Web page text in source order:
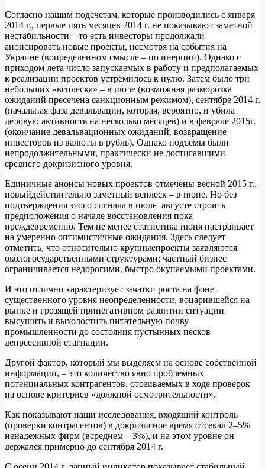
Согласно нашим подсчетам, которые производились с января
2014 г., первые пять месяцев 2014 г. не показывают заметной
нестабильности – то есть инвесторы продолжали
анонсировать новые проекты, несмотря на события на
Украине (вопределенном смысле – по инерции). Однако с
приходом лета число запускаемых в работу и предполагаемых
к реализации проектов устремилось к нулю. Затем было три
небольших «всплеска» – в июле (возможная разморозка
ожиданий пресечена санкционным режимом), сентябре 2014 г.
(начальная фаза девальвации, которая, вероятно, и убила
деловую активность на несколько месяцев) и в феврале 2015г.
(окончание девальвационных ожиданий, возвращение
инвесторов из валюты в рубль). Однако подъемы были
непродолжительными, практически не достигавшими
среднего докризисного уровня.
Единичные анонсы новых проектов отмечены весной 2015 г.,
новыйдействительно заметный всплеск – в июне. Но без
подтверждения этого сигнала в июле–августе строить
предположения о начале восстановления пока
преждевременно. Тем не менее статистика июня настраивает
на умеренно оптимистичные ожидания. Здесь следует
отметить, что относительно крупныепроекты заявляются
окологосударственными структурами; частный бизнес
ограничивается недорогими, быстро окупаемыми проектами.
И это отлично характеризует зачатки роста на фоне
существенного уровня неопределенности, воцарившейся на
рынке и грозящей принегативном развитии ситуации
высушить и выхолостить питательную почву
промышленности до состояния пустынных песков
депрессивной стагнации.
Другой фактор, который мы выделяем на основе собственной
информации, – это количество явно проблемных
потенциальных контрагентов, отсеиваемых в ходе проверок
на основе критериев «должной осмотрительности».
Как показывают наши исследования, входящий контроль
(проверки контрагентов) в докризисное время отсекал 2–5%
ненадежных фирм (всреднем – 3%), и на этом уровне он
держался примерно до сентября 2014 г.